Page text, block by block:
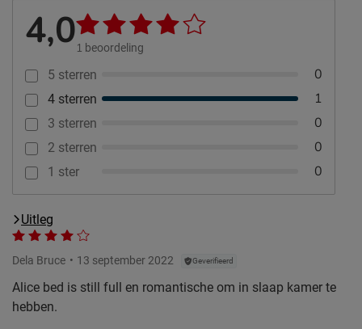
4,01 beoordeling
5 sterren 0
4 sterren 1
3 sterren 0
2 sterren 0
1 ster 0
Uitleg
Dela Bruce 13 september 2022 Geverifieerd
Alice bed is still full en romantische om in slaap kamer te
hebben.